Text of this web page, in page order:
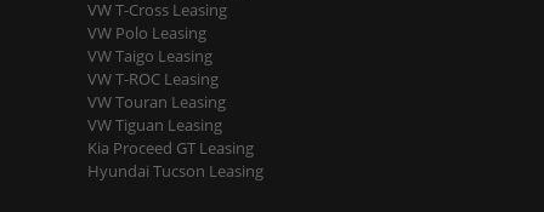
VW T-Cross Leasing
VW Polo Leasing
VW Taigo Leasing
VW T-ROC Leasing
VW Touran Leasing
VW Tiguan Leasing
Kia Proceed GT Leasing
Hyundai Tucson Leasing